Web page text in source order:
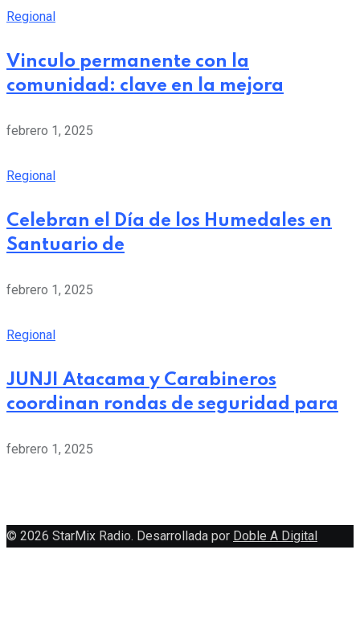
Regional
Vinculo permanente con la
comunidad: clave en la mejora
febrero 1, 2025
Regional
Celebran el Día de los Humedales en
Santuario de
febrero 1, 2025
Regional
JUNJI Atacama y Carabineros
coordinan rondas de seguridad para
febrero 1, 2025
© 2026 StarMix Radio. Desarrollada por Doble A Digital